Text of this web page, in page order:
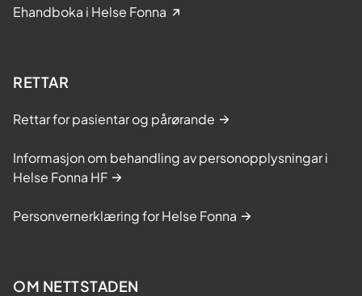
Ehandboka i Helse Fonna
RETTAR
Rettar for pasientar og pårørande
Informasjon om behandling av personopplysningar i
Helse Fonna HF
Personvernerklæring for Helse Fonna
OM NETTSTADEN